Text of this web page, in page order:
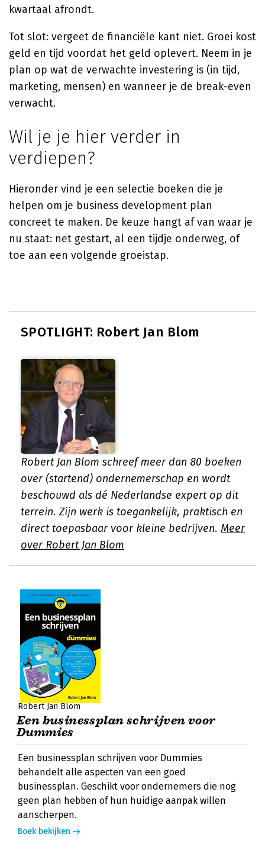
kwartaal afrondt.
Tot slot: vergeet de financiële kant niet. Groei kost
geld en tijd voordat het geld oplevert. Neem in je
plan op wat de verwachte investering is (in tijd,
marketing, mensen) en wanneer je de break-even
verwacht.
Wil je je hier verder in
verdiepen?
Hieronder vind je een selectie boeken die je
helpen om je business development plan
concreet te maken. De keuze hangt af van waar je
nu staat: net gestart, al een tijdje onderweg, of
toe aan een volgende groeistap.
SPOTLIGHT: Robert Jan Blom
Robert Jan Blom schreef meer dan 80 boeken
over (startend) ondernemerschap en wordt
beschouwd als dé Nederlandse expert op dit
terrein. Zijn werk is toegankelijk, praktisch en
direct toepasbaar voor kleine bedrijven. Meer
over Robert Jan Blom
Robert Jan Blom
Een businessplan schrijven voor
Dummies
Een businessplan schrijven voor Dummies
behandelt alle aspecten van een goed
businessplan. Geschikt voor ondernemers die nog
geen plan hebben of hun huidige aanpak willen
aanscherpen.
Boek bekijken